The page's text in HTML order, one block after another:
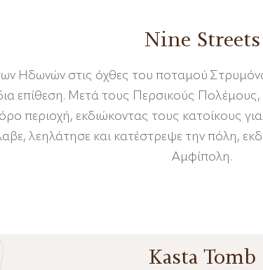
Nine Streets
Ηδωνών στις όχθες του ποταμού
επίθεση. Μετά τους Περσικούς
περιοχή, εκδιώκοντας τους κατοίκους
λεηλάτησε και κατέστρεψε την πόλη,
Αμφίπολη.
Kasta Tomb